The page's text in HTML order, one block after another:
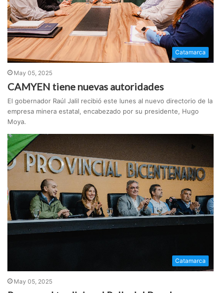
Catamarca
May 05, 2025
CAMYEN tiene nuevas autoridades
El gobernador Raúl Jalil recibió este lunes al nuevo directorio de la
empresa minera estatal, encabezado por su presidente, Hugo
Moya.
Catamarca
May 05, 2025